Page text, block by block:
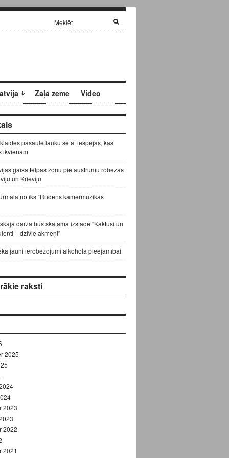
Zaļā zeme Video
pasaule lauku sētā: iespējas, kas
ikvienam
gaisa telpas zonu pie austrumu robežas
un Krieviju
notiks “Rudens kamermūzikas
dārzā būs skatāma izstāde “Kaktusi un
– dzīvie akmeņi”
jauni ierobežojumi alkohola pieejamībai
raksti
2025
2023
2022
2021